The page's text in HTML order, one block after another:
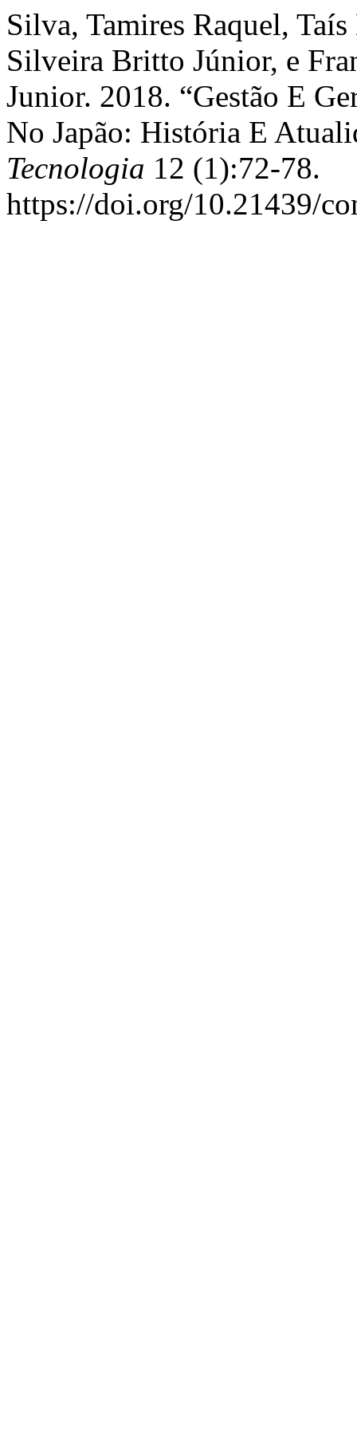
Silva, Tamires Raquel,
Silveira Britto Júnior, e
Junior. 2018. “Gestão E
No Japão: História E
Tecnologia 12 (1):72-78.
https://doi.org/10.21439/